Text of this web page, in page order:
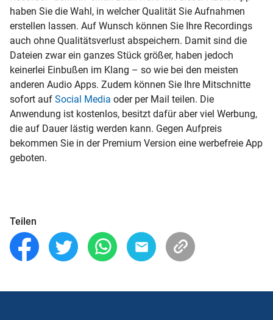
haben Sie die Wahl, in welcher Qualität Sie Aufnahmen
erstellen lassen. Auf Wunsch können Sie Ihre Recordings
auch ohne Qualitätsverlust abspeichern. Damit sind die
Dateien zwar ein ganzes Stück größer, haben jedoch
keinerlei Einbußen im Klang – so wie bei den meisten
anderen Audio Apps. Zudem können Sie Ihre Mitschnitte
sofort auf Social Media oder per Mail teilen. Die
Anwendung ist kostenlos, besitzt dafür aber viel Werbung,
die auf Dauer lästig werden kann. Gegen Aufpreis
bekommen Sie in der Premium Version eine werbefreie App
geboten.
Teilen